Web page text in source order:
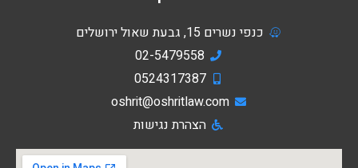
כנפי נשרים 15, גבעת שאול ירושלים
02-5479558
0524317387
oshrit@oshritlaw.com
הצהרת נגישות